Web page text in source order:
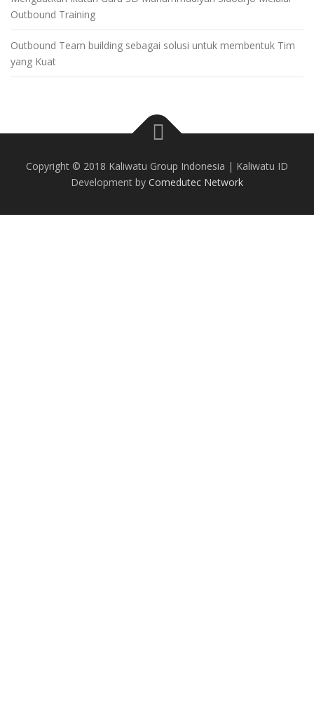
Outbound Training
Outbound Team building sebagai solusi untuk membentuk Tim
yang Kuat
Copyright © 2018 Kaliwatu Group Indonesia | Kaliwatu ID
Development by Comedutec Network